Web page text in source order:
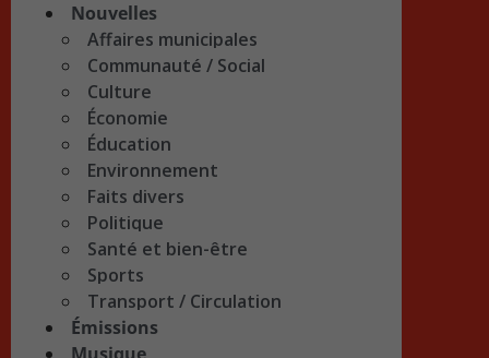
Nouvelles
Affaires municipales
Communauté / Social
Culture
Économie
Éducation
Environnement
Faits divers
Politique
Santé et bien-être
Sports
Transport / Circulation
Émissions